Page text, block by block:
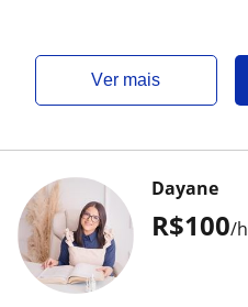
ver mais
R$100/h
Dayane